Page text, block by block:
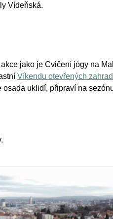
Vídeňská.
jako je Cvičení jógy na
Víkendu otevřených zahrad
uklidí, připraví na